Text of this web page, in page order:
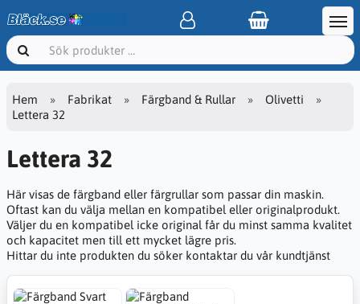
Hem Fabrikat Färgband & Rullar
Olivetti
Lettera 32
Lettera 32
Här visas de färgband eller färgrullar som passar din maskin.
Oftast kan du välja mellan en kompatibel eller originalprodukt.
Väljer du en kompatibel icke original får du minst samma kvalitet
och kapacitet men till ett mycket lägre pris.
Hittar du inte produkten du söker kontaktar du vår kundtjänst